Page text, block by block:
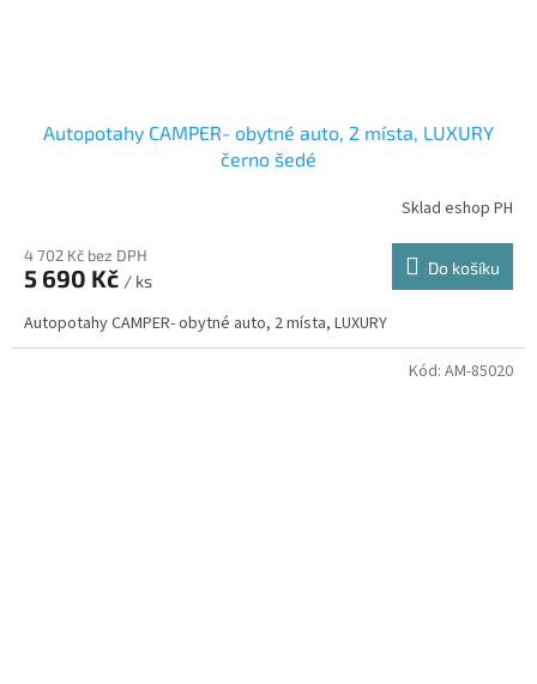
Autopotahy CAMPER- obytné auto, 2 místa, LUXURY
černo šedé
Sklad eshop PH
4 702 Kč bez DPH
5 690 Kč / ks
Do košíku
Autopotahy CAMPER- obytné auto, 2 místa, LUXURY
Kód: AM-85020